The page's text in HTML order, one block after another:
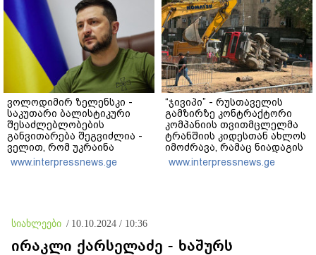
ვოლოდიმირ ზელენსკი -
საკუთარი ბალისტიკური
შესაძლებლობების
განვითარება შეგვიძლია -
ველით, რომ უკრაინა
საჭირო შედეგებს 2026–
2027 წლებში მიაღწევს
www.interpressnews.ge
“ჯივიპი” - რუსთაველის
გამზირზე კონტრაქტორი
კომპანიის თვითმცლელმა
ტრანშიის კიდესთან ახლოს
იმოძრავა, რამაც ნიადაგის
ჩამოშლა და ტექნიკის
მოცურება გამოიწვია,
www.interpressnews.ge
სიახლეები / 10.10.2024 / 10:36
ირაკლი ქარსელაძე - ხაშურს